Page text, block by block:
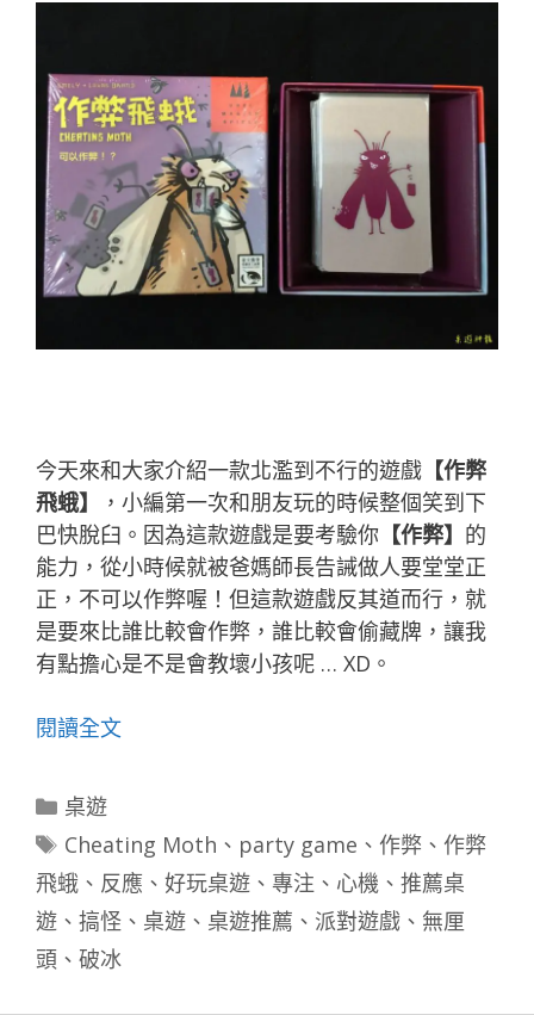
今天來和大家介紹一款北濫到不行的遊戲 【作弊
飛蛾】
，小編第一次和朋友玩的時候整個笑到下
巴快脫臼。 因為這款遊戲是要考驗你 【作弊】 的
能力，從小時候就被爸媽師長告誡做人要堂堂正
正，不可以作弊喔！ 但這款遊戲反其道而行，就
是要來比誰比較會作弊，誰比較會偷藏牌，讓我
有點擔心是不是會教壞小孩呢 … XD。
閱讀全文
分
類
桌遊
標
籤
Cheating Moth 、 party game 、 作弊、 作弊
飛蛾 、 反應 、 好玩桌遊 、 專注 、 心機 、 推薦桌
遊 、 搞怪 、 桌遊 、 桌遊推薦 、 派對遊戲 、 無厘
頭 、 破冰